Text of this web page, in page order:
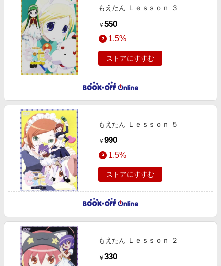
もえたん Ｌｅｓｓｏｎ ３
￥ 550
1.5%
ストアにすすむ
もえたん Ｌｅｓｓｏｎ ５
￥ 990
1.5%
ストアにすすむ
もえたん Ｌｅｓｓｏｎ ２
￥ 330